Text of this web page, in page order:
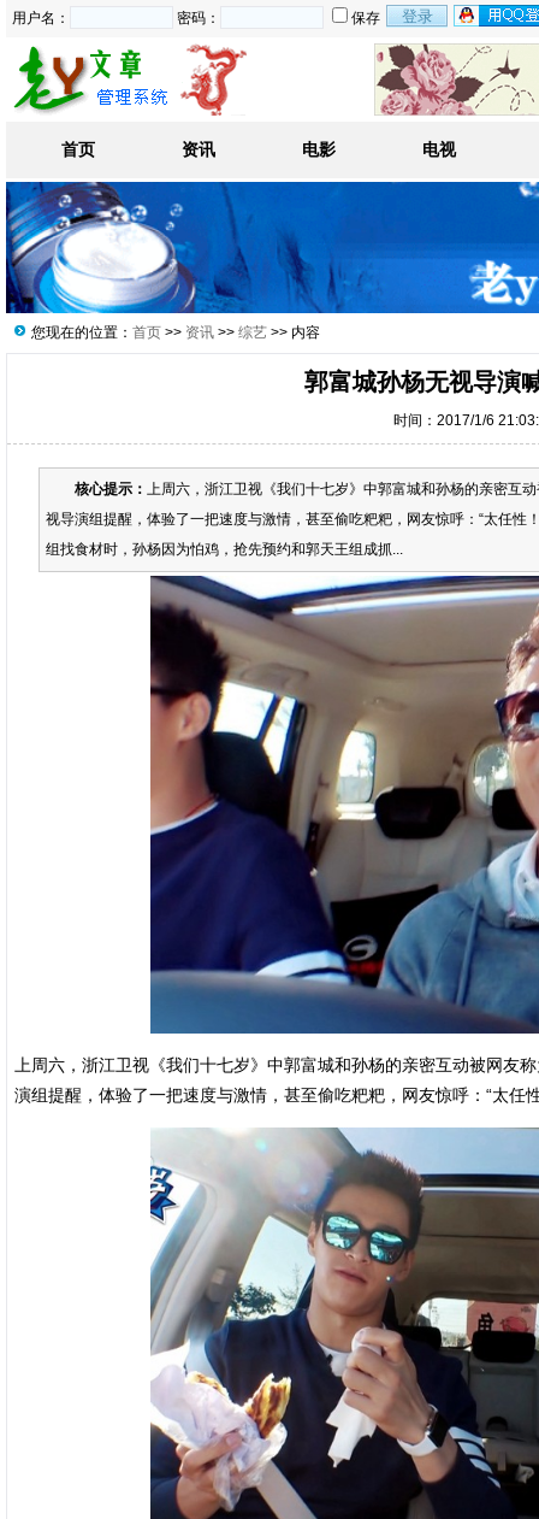
用户名： 密码： 保存
首页 资讯 电影 电视
您现在的位置： 首页 >> 资讯 >> 综艺 >> 内容
郭富城孙杨无视导演
时间：2017/1/6
核心提示： 上周六，浙江卫视《我们十七岁》中郭富城和孙杨的亲密互
视导演组提醒，体验了一把速度与激情，甚至偷吃粑粑，网友惊呼：“太任
组找食材时，孙杨因为怕鸡，抢先预约和郭天王组成抓...
上周六，浙江卫视《我们十七岁》中郭富城和孙杨的亲密互动被网友
演组提醒，体验了一把速度与激情，甚至偷吃粑粑，网友惊呼：“太任